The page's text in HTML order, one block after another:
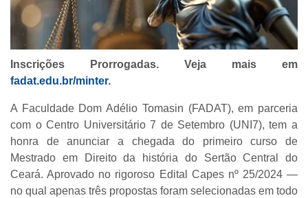
Inscrições Prorrogadas. Veja mais em
fadat.edu.br/minter.
A Faculdade Dom Adélio Tomasin (FADAT), em parceria
com o Centro Universitário 7 de Setembro (UNI7), tem a
honra de anunciar a chegada do primeiro curso de
Mestrado em Direito da história do Sertão Central do
Ceará. Aprovado no rigoroso Edital Capes nº 25/2024 —
no qual apenas três propostas foram selecionadas em todo